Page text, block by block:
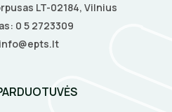
LT-02184, Vilnius
0 5 2723309
info@epts.lt